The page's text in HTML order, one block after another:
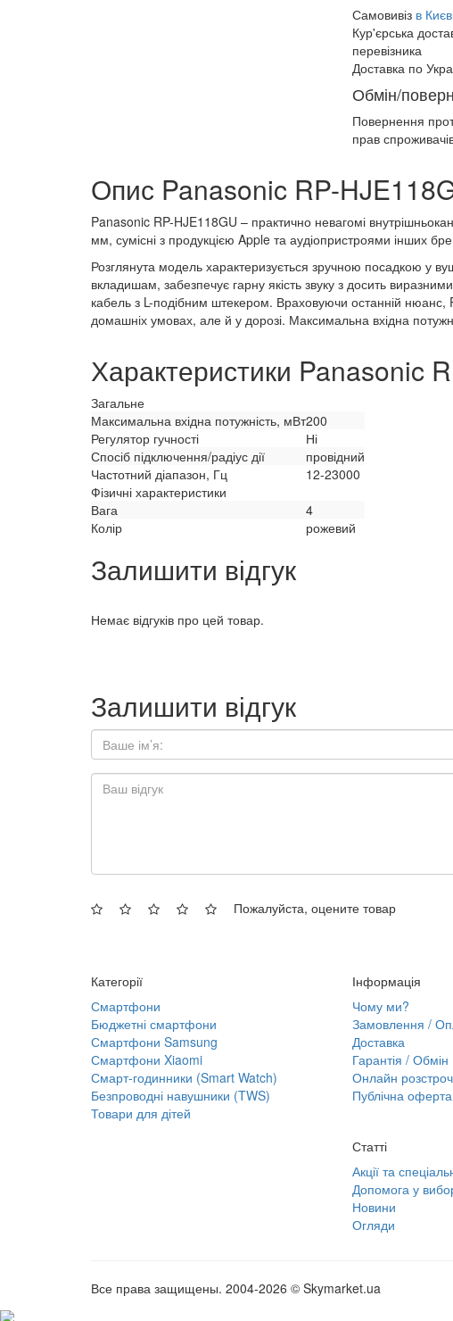
Самовивіз в
Кур'єрська
перевізника
Доставка по
Обмін/
Повернення
прав
Опис Panasonic RP-
Panasonic RP-HJE118GU – практично невагомі
мм, сумісні з продукцією Apple та аудіопристроями інших
Розглянута модель характеризується зручною посадкою у
вкладишам, забезпечує гарну якість звуку з досить
кабель з L-подібним штекером. Враховуючи останній
домашніх умовах, але й у дорозі. Максимальна вхідна
Характеристики Panasonic
Загальне
Максимальна вхідна потужність, мВт200
Регулятор гучності
Ні
Спосіб підключення/радіус дії
провідний
Частотний діапазон, Гц
12-23000
Фізичні характеристики
Вага
4
Колір
рожевий
Залишити відгук
Немає відгуків про цей товар.
Залишити відгук
Пожалуйста, оцените товар
Категорії
Смартфони
Бюджетні смартфони
Смартфони Samsung
Смартфони Xiaomi
Смарт-годинники (Smart Watch)
Безпроводні навушники (TWS)
Товари для дітей
Інформація
Чому ми?
Замовлення /
Доставка
Гарантія / Обмін
Онлайн
Публічна оферта
Статті
Акції та
Допомога у
Новини
Огляди
Все права защищены. 2004-2026 © Skymarket.ua